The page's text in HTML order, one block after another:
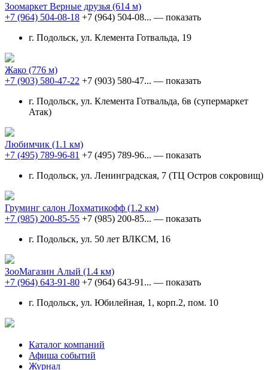
Зоомаркет Верные друзья (614 м)
+7 (964) 504-08-18 +7 (964) 504-08... — показать
г. Подольск, ул. Клемента Готвальда, 19
Жако (776 м)
+7 (903) 580-47-22 +7 (903) 580-47... — показать
г. Подольск, ул. Клемента Готвальда, 6в (супермаркет
Атак)
Любимчик (1.1 км)
+7 (495) 789-96-81 +7 (495) 789-96... — показать
г. Подольск, ул. Ленинградская, 7 (ТЦ Остров сокровищ)
Груминг салон Лохматикофф (1.2 км)
+7 (985) 200-85-55 +7 (985) 200-85... — показать
г. Подольск, ул. 50 лет ВЛКСМ, 16
ЗооМагазин Алый (1.4 км)
+7 (964) 643-91-80 +7 (964) 643-91... — показать
г. Подольск, ул. Юбилейная, 1, корп.2, пом. 10
Каталог компаний
Афиша событий
Журнал